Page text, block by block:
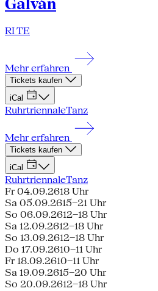
Galván
RI TE
Mehr erfahren
Tickets kaufen
iCal
RuhrtriennaleTanz
Mehr erfahren
Tickets kaufen
iCal
RuhrtriennaleTanz
Fr 04.09.2618 Uhr
Sa 05.09.2615–21 Uhr
So 06.09.2612–18 Uhr
Sa 12.09.2612–18 Uhr
So 13.09.2612–18 Uhr
Do 17.09.2610–11 Uhr
Fr 18.09.2610–11 Uhr
Sa 19.09.2615–20 Uhr
So 20.09.2612–18 Uhr